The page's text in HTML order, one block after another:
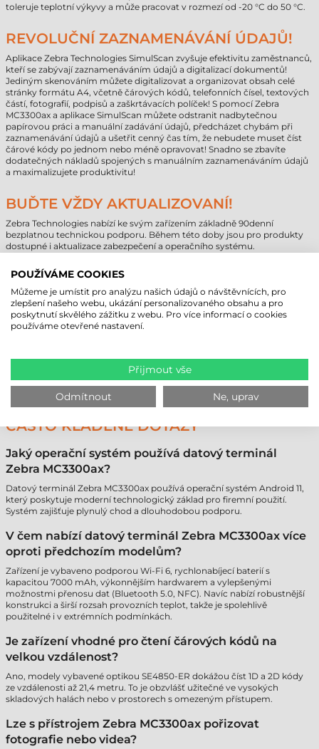
toleruje teplotní výkyvy a může pracovat v rozmezí od -20 °C do 50 °C.
REVOLUČNÍ ZAZNAMENÁVÁNÍ ÚDAJŮ!
Aplikace Zebra Technologies SimulScan zvyšuje efektivitu zaměstnanců,
kteří se zabývají zaznamenáváním údajů a digitalizací dokumentů!
Jediným skenováním můžete digitalizovat a organizovat obsah celé
stránky formátu A4, včetně čárových kódů, telefonních čísel, textových
částí, fotografií, podpisů a zaškrtávacích políček! S pomocí Zebra
MC3300ax a aplikace SimulScan můžete odstranit nadbytečnou
papírovou práci a manuální zadávání údajů, předcházet chybám při
zaznamenávání údajů a ušetřit cenný čas tím, že nebudete muset číst
čárové kódy po jednom nebo méně opravovat! Snadno se zbavíte
dodatečných nákladů spojených s manuálním zaznamenáváním údajů
a maximalizujete produktivitu!
BUĎTE VŽDY AKTUALIZOVANÍ!
Zebra Technologies nabízí ke svým zařízením základně 90denní
bezplatnou technickou podporu. Během této doby jsou pro produkty
dostupné i aktualizace zabezpečení a operačního systému.
a aktuální i po uplynutí této doby, doporučujeme zakoupit rozšířenou
záruku Zebra OneCare. Takto můžete zajistit návratnost své investice na
mnoho let!
Při nákupu sběrače dat nebo průmyslových tabletů vezměte na
vědomí, že kromě operačního systému a vlastních aplikací Zebra
zařízení neobsahují předinstalovaný software na správu údajů nebo
efektivitě. V případě potřeby se poraďte s našimi odbornými kolegy!
ČASTO KLADENÉ DOTAZY
Jaký operační systém používá datový terminál
Zebra MC3300ax?
Datový terminál Zebra MC3300ax používá operační systém Android 11,
který poskytuje moderní technologický základ pro firemní použití.
Systém zajišťuje plynulý chod a dlouhodobou podporu.
V čem nabízí datový terminál Zebra MC3300ax více
oproti předchozím modelům?
Zařízení je vybaveno podporou Wi-Fi 6, rychlonabíjecí baterií s
kapacitou 7000 mAh, výkonnějším hardwarem a vylepšenými
možnostmi přenosu dat (Bluetooth 5.0, NFC). Navíc nabízí robustnější
konstrukci a širší rozsah provozních teplot, takže je spolehlivě
použitelné i v extrémních podmínkách.
Je zařízení vhodné pro čtení čárových kódů na
velkou vzdálenost?
Ano, modely vybavené optikou SE4850-ER dokážou číst 1D a 2D kódy
ze vzdálenosti až 21,4 metru. To je obzvlášť užitečné ve vysokých
skladových halách nebo v prostorech s omezeným přístupem.
Lze s přístrojem Zebra MC3300ax pořizovat
fotografie nebo videa?
POUŽÍVÁME COOKIES
Můžeme je umístit pro analýzu našich údajů o návštěvnících, pro
zlepšení našeho webu, ukázání personalizovaného obsahu a pro
poskytnutí skvělého zážitku z webu. Pro více informací o cookies
používáme otevřené nastavení.
Přijmout vše
Odmítnout Ne, uprav